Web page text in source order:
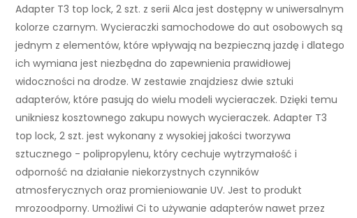
Adapter T3 top lock, 2 szt. z serii Alca jest dostępny w uniwersalnym
kolorze czarnym. Wycieraczki samochodowe do aut osobowych są
jednym z elementów, które wpływają na bezpieczną jazdę i dlatego
ich wymiana jest niezbędna do zapewnienia prawidłowej
widoczności na drodze. W zestawie znajdziesz dwie sztuki
adapterów, które pasują do wielu modeli wycieraczek. Dzięki temu
unikniesz kosztownego zakupu nowych wycieraczek. Adapter T3
top lock, 2 szt. jest wykonany z wysokiej jakości tworzywa
sztucznego - polipropylenu, który cechuje wytrzymałość i
odporność na działanie niekorzystnych czynników
atmosferycznych oraz promieniowanie UV. Jest to produkt
mrozoodporny. Umożliwi Ci to używanie adapterów nawet przez